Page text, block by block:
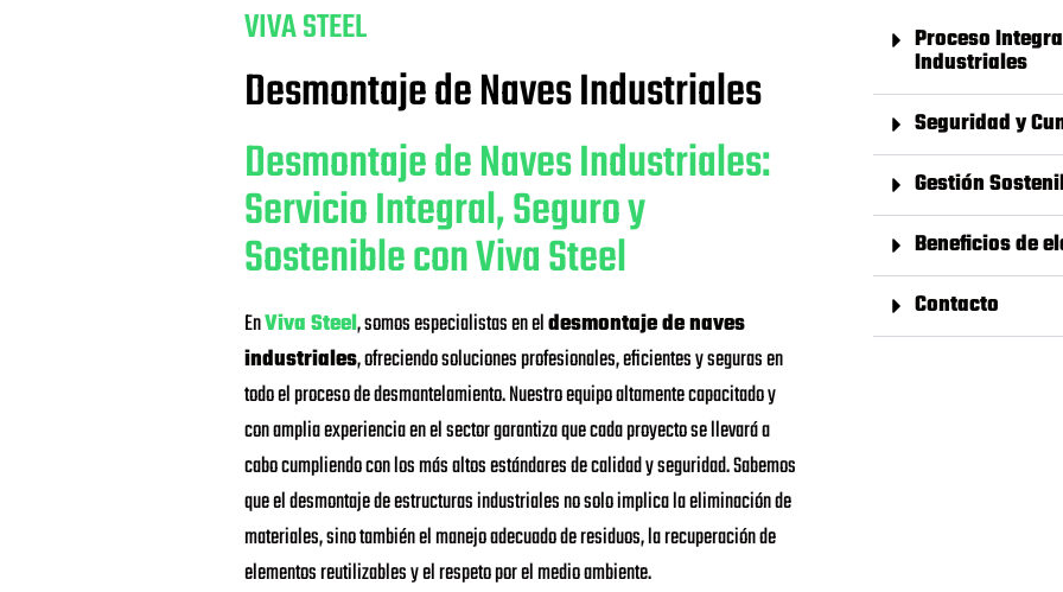
VIVA STEEL
Desmontaje de Naves Industriales
Desmontaje de Naves Industriales:
Servicio Integral, Seguro y
Sostenible con Viva Steel
EnViva Steel, somos especialistas en eldesmontaje de naves
industriales, ofreciendo soluciones profesionales, eficientes y seguras en
todo el proceso de desmantelamiento. Nuestro equipo altamente capacitado y
con amplia experiencia en el sector garantiza que cada proyecto se llevará a
cabo cumpliendo con los más altos estándares de calidad y seguridad. Sabemos
que el desmontaje de estructuras industriales no solo implica la eliminación de
materiales, sino también el manejo adecuado de residuos, la recuperación de
elementos reutilizables y el respeto por el medio ambiente.
Proceso
Industriales
Seguridad y
Gestión
Beneficios de
Contacto